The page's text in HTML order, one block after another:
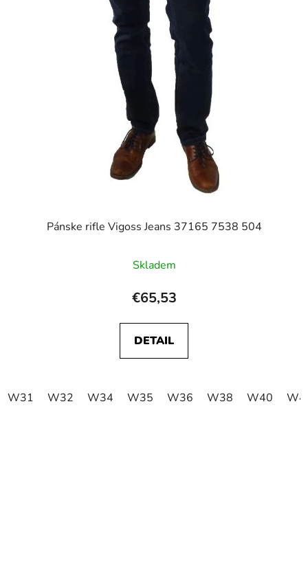
Pánske rifle Vigoss Jeans 37165 7538 504
Skladem
€65,53
DETAIL
W31 W32 W34 W35 W36 W38 W40